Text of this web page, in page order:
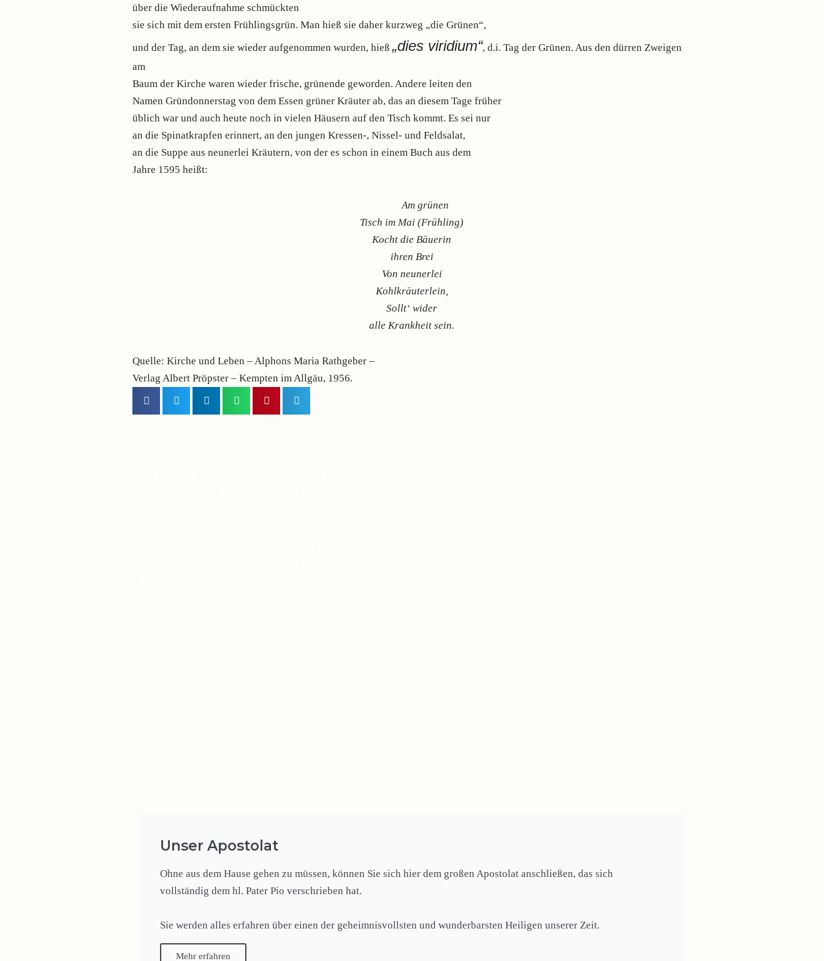
über die Wiederaufnahme schmückten
sie sich mit dem ersten Frühlingsgrün. Man hieß sie daher kurzweg „die Grünen“,
und der Tag, an dem sie wieder aufgenommen wurden, hieß„dies viridium“, d.i. Tag der Grünen. Aus den dürren Zweigen
am
Baum der Kirche waren wieder frische, grünende geworden. Andere leiten den
Namen Gründonnerstag von dem Essen grüner Kräuter ab, das an diesem Tage früher
üblich war und auch heute noch in vielen Häusern auf den Tisch kommt. Es sei nur
an die Spinatkrapfen erinnert, an den jungen Kressen-, Nissel- und Feldsalat,
an die Suppe aus neunerlei Kräutern, von der es schon in einem Buch aus dem
Jahre 1595 heißt:
Am grünen
Tisch im Mai (Frühling)
Kocht die Bäuerin
ihren Brei
Von neunerlei
Kohlkräuterlein,
Sollt‘ wider
alle Krankheit sein.
Quelle: Kirche und Leben – Alphons Maria Rathgeber –
Verlag Albert Pröpster – Kempten im Allgäu, 1956.
Unser Apostolat
Ohne aus dem Hause gehen zu müssen, können Sie sich hier dem großen Apostolat anschließen, das sich
vollständig dem hl. Pater Pio verschrieben hat.
Sie werden alles erfahren über einen der geheimnisvollsten und wunderbarsten Heiligen unserer Zeit.
Mehr erfahren